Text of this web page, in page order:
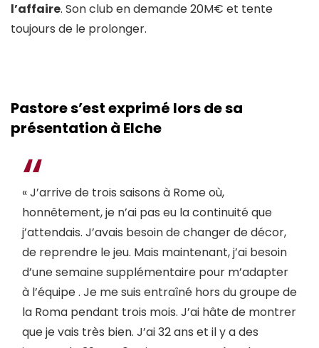
l’affaire. Son club en demande 20M€ et tente
toujours de le prolonger.
Pastore s’est exprimé lors de sa
présentation à Elche
« J’arrive de trois saisons à Rome où,
honnêtement, je n’ai pas eu la continuité que
j’attendais. J’avais besoin de changer de décor,
de reprendre le jeu. Mais maintenant, j’ai besoin
d’une semaine supplémentaire pour m’adapter
à l’équipe . Je me suis entraîné hors du groupe de
la Roma pendant trois mois. J’ai hâte de montrer
que je vais très bien. J’ai 32 ans et il y a des